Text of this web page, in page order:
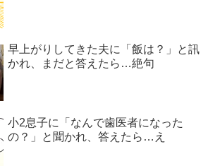
早上がりしてきた夫に「飯は？」と訊
かれ、まだと答えたら…絶句
小2息子に「なんで歯医者になった
の？」と聞かれ、答えたら…え